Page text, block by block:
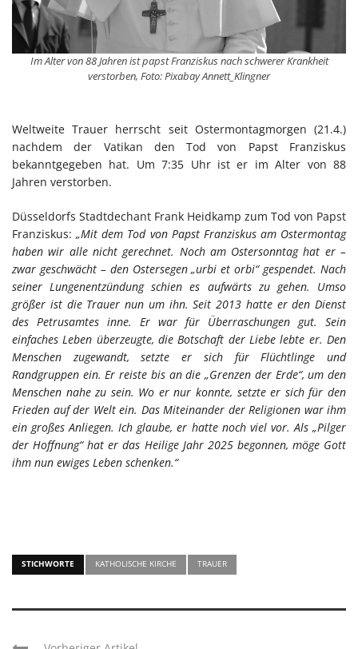
Im Alter von 88 Jahren ist papst Franziskus nach schwerer Krankheit
verstorben, Foto: Pixabay Annett_Klingner
Weltweite Trauer herrscht seit Ostermontagmorgen (21.4.)
nachdem der Vatikan den Tod von Papst Franziskus
bekanntgegeben hat. Um 7:35 Uhr ist er im Alter von 88
Jahren verstorben.
Düsseldorfs Stadtdechant Frank Heidkamp zum Tod von Papst
Franziskus:„Mit dem Tod von Papst Franziskus am Ostermontag
haben wir alle nicht gerechnet. Noch am Ostersonntag hat er –
zwar geschwächt – den Ostersegen „urbi et orbi“ gespendet. Nach
seiner Lungenentzündung schien es aufwärts zu gehen. Umso
größer ist die Trauer nun um ihn. Seit 2013 hatte er den Dienst
des Petrusamtes inne. Er war für Überraschungen gut. Sein
einfaches Leben überzeugte, die Botschaft der Liebe lebte er. Den
Menschen zugewandt, setzte er sich für Flüchtlinge und
Randgruppen ein. Er reiste bis an die „Grenzen der Erde“, um den
Menschen nahe zu sein. Wo er nur konnte, setzte er sich für den
Frieden auf der Welt ein. Das Miteinander der Religionen war ihm
ein großes Anliegen. Ich glaube, er hatte noch viel vor. Als „Pilger
der Hoffnung“ hat er das Heilige Jahr 2025 begonnen, möge Gott
ihm nun ewiges Leben schenken.“
STICHWORTE KATHOLISCHE KIRCHE TRAUER